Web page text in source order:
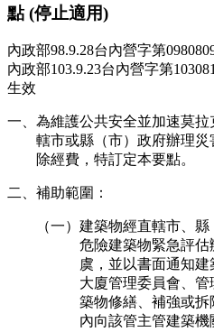
點 (停止適用)
內政部98.9.28台內營字第
內政部103.9.23台內營字第
生效
一、為維護公共安全並加速莫
轄市或縣（市）政府辦理
除經費，特訂定本要點。
二、補助範圍：
（一）建築物經直轄市、
危險建築物緊急評
虞，並以書面通知
大廈管理委員會、
築物修繕、補強或
內向該管主管建築